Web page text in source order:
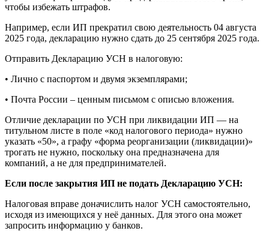
чтобы избежать штрафов.
Например, если ИП прекратил свою деятельность 04 августа
2025 года, декларацию нужно сдать до 25 сентября 2025 года.
Отправить Декларацию УСН в налоговую:
• Лично с паспортом и двумя экземплярами;
• Почта России – ценным письмом с описью вложения.
Отличие декларации по УСН при ликвидации ИП — на
титульном листе в поле «код налогового периода» нужно
указать «50», а графу «форма реорганизации (ликвидации)»
трогать не нужно, поскольку она предназначена для
компаний, а не для предпринимателей.
Если после закрытия ИП не подать Декларацию УСН:
Налоговая вправе доначислить налог УСН самостоятельно,
исходя из имеющихся у неё данных. Для этого она может
запросить информацию у банков.